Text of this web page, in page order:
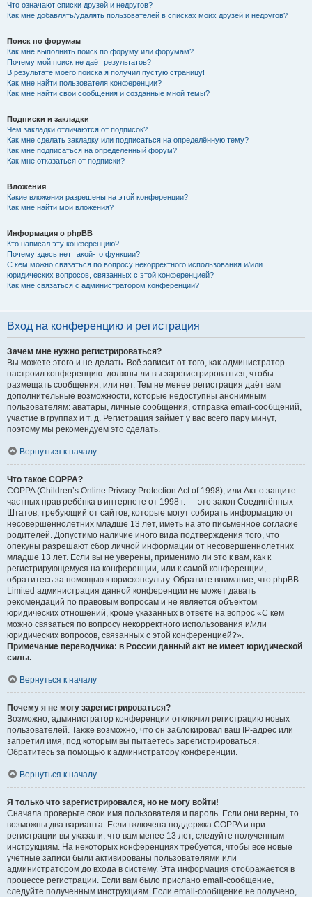
Что означают списки друзей и недругов?
Как мне добавлять/удалять пользователей в списках моих друзей и недругов?
Поиск по форумам
Как мне выполнить поиск по форуму или форумам?
Почему мой поиск не даёт результатов?
В результате моего поиска я получил пустую страницу!
Как мне найти пользователя конференции?
Как мне найти свои сообщения и созданные мной темы?
Подписки и закладки
Чем закладки отличаются от подписок?
Как мне сделать закладку или подписаться на определённую тему?
Как мне подписаться на определённый форум?
Как мне отказаться от подписки?
Вложения
Какие вложения разрешены на этой конференции?
Как мне найти мои вложения?
Информация о phpBB
Кто написал эту конференцию?
Почему здесь нет такой-то функции?
С кем можно связаться по вопросу некорректного использования и/или
юридических вопросов, связанных с этой конференцией?
Как мне связаться с администратором конференции?
Вход на конференцию и регистрация
Зачем мне нужно регистрироваться?
Вы можете этого и не делать. Всё зависит от того, как администратор
настроил конференцию: должны ли вы зарегистрироваться, чтобы
размещать сообщения, или нет. Тем не менее регистрация даёт вам
дополнительные возможности, которые недоступны анонимным
пользователям: аватары, личные сообщения, отправка email-сообщений,
участие в группах и т. д. Регистрация займёт у вас всего пару минут,
поэтому мы рекомендуем это сделать.
Вернуться к началу
Что такое COPPA?
COPPA (Children’s Online Privacy Protection Act of 1998), или Акт о защите
частных прав ребёнка в интернете от 1998 г. — это закон Соединённых
Штатов, требующий от сайтов, которые могут собирать информацию от
несовершеннолетних младше 13 лет, иметь на это письменное согласие
родителей. Допустимо наличие иного вида подтверждения того, что
опекуны разрешают сбор личной информации от несовершеннолетних
младше 13 лет. Если вы не уверены, применимо ли это к вам, как к
регистрирующемуся на конференции, или к самой конференции,
обратитесь за помощью к юрисконсульту. Обратите внимание, что phpBB
Limited администрация данной конференции не может давать
рекомендаций по правовым вопросам и не является объектом
юридических отношений, кроме указанных в ответе на вопрос «С кем
можно связаться по вопросу некорректного использования и/или
юридических вопросов, связанных с этой конференцией?».
Примечание переводчика: в России данный акт не имеет юридической
силы..
Вернуться к началу
Почему я не могу зарегистрироваться?
Возможно, администратор конференции отключил регистрацию новых
пользователей. Также возможно, что он заблокировал ваш IP-адрес или
запретил имя, под которым вы пытаетесь зарегистрироваться.
Обратитесь за помощью к администратору конференции.
Вернуться к началу
Я только что зарегистрировался, но не могу войти!
Сначала проверьте свои имя пользователя и пароль. Если они верны, то
возможны два варианта. Если включена поддержка COPPA и при
регистрации вы указали, что вам менее 13 лет, следуйте полученным
инструкциям. На некоторых конференциях требуется, чтобы все новые
учётные записи были активированы пользователями или
администратором до входа в систему. Эта информация отображается в
процессе регистрации. Если вам было прислано email-сообщение,
следуйте полученным инструкциям. Если email-сообщение не получено,